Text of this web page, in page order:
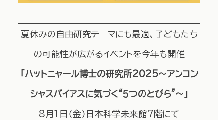
夏休みの自由研究テーマにも最適、子どもたち
の可能性が広がるイベントを今年も開催
「ハットニャール博士の研究所2025～アンコン
シャスバイアスに気づく“５つのとびら”～」
8月1日（金）日本科学未来館7階にて